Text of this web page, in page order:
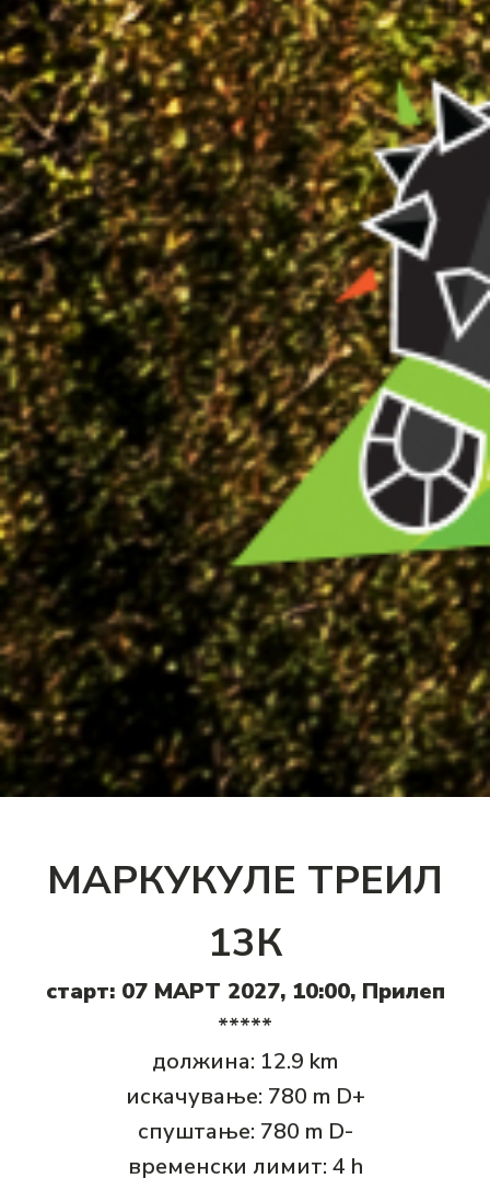
МАРКУКУЛЕ ТРЕИЛ
13К
старт: 07 МАРТ 2027, 10:00, Прилеп
*****
должина: 12.9 km
искачување: 780 m D+
спуштање: 780 m D-
временски лимит: 4 h